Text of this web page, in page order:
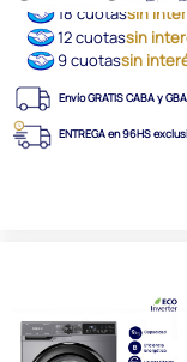
18 cuotassin
12 cuotassin
9 cuotassin
Envío GRATIS CABA y GBA
ENTREGA en 96HS